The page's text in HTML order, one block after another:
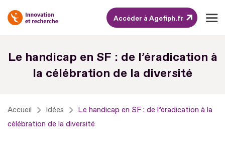
Aller
au
pied
Accéder à Agefiph.fr
Le handicap en SF : de l’éradication à
la célébration de la diversité
Accueil Idées
Le handicap en SF : de l’éradication à la
célébration de la diversité